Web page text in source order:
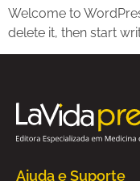
Welcome to
delete it, then start
Ajuda e Suporte